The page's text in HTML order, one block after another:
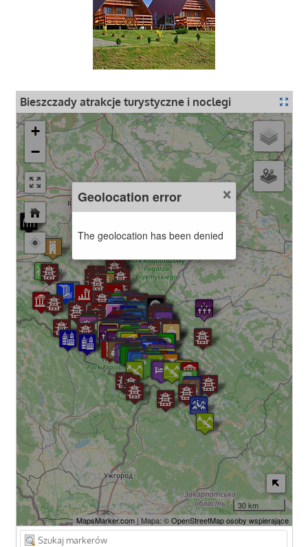
Bieszczady atrakcje turystyczne i noclegi
+
−
30 km
MapsMarker.com| Mapa: ©OpenStreetMap osoby wspierające
×
Geolocation error
The geolocation has been denied